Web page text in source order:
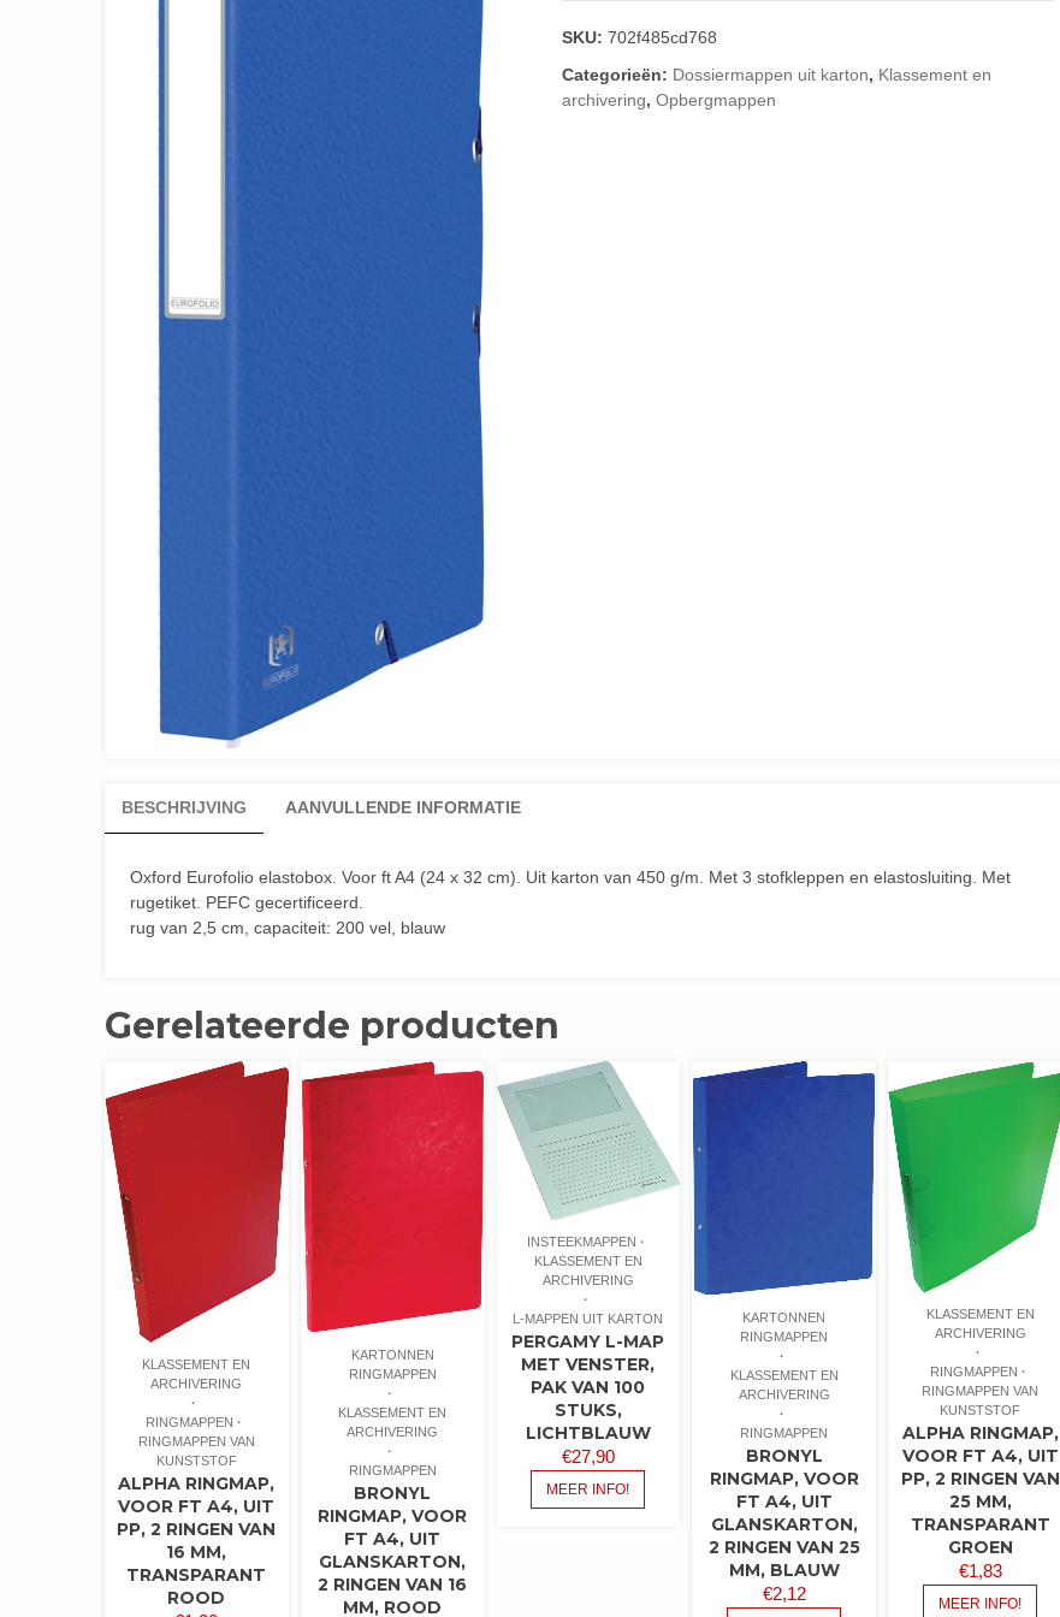
SKU: 702f485cd768
Categorieën: Dossiermappen uit karton, Klassement en
archivering, Opbergmappen
BESCHRIJVING AANVULLENDE INFORMATIE
Oxford Eurofolio elastobox. Voor ft A4 (24 x 32 cm). Uit karton van 450 g/m. Met 3 stofkleppen en elastosluiting. Met
rugetiket. PEFC gecertificeerd.
rug van 2,5 cm, capaciteit: 200 vel, blauw
Gerelateerde producten
KLASSEMENT EN
ARCHIVERING
RINGMAPPEN
RINGMAPPEN VAN
KUNSTSTOF
ALPHA RINGMAP,
VOOR FT A4, UIT
PP, 2 RINGEN VAN
16 MM,
TRANSPARANT
ROOD
KARTONNEN
RINGMAPPEN
KLASSEMENT EN
ARCHIVERING
RINGMAPPEN
BRONYL
RINGMAP, VOOR
FT A4, UIT
GLANSKARTON,
2 RINGEN VAN 16
MM, ROOD
INSTEEKMAPPEN
KLASSEMENT EN
ARCHIVERING
L-MAPPEN UIT KARTON
PERGAMY L-MAP
MET VENSTER,
PAK VAN 100
STUKS,
LICHTBLAUW
€27,90
MEER INFO!
KARTONNEN
RINGMAPPEN
KLASSEMENT EN
ARCHIVERING
RINGMAPPEN
BRONYL
RINGMAP, VOOR
FT A4, UIT
GLANSKARTON,
2 RINGEN VAN 25
MM, BLAUW
€2,12
KLASSEMENT EN
ARCHIVERING
RINGMAPPEN
RINGMAPPEN VAN
KUNSTSTOF
ALPHA RINGMAP,
VOOR FT A4, UIT
PP, 2 RINGEN VAN
25 MM,
TRANSPARANT
GROEN
€1,83
MEER INFO!